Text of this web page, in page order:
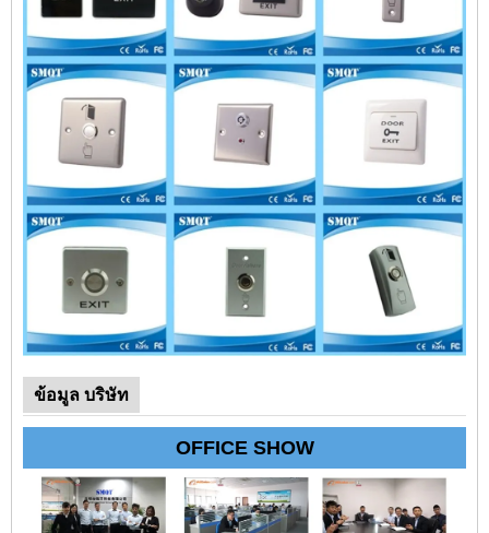
ข้อมูล บริษัท
OFFICE SHOW